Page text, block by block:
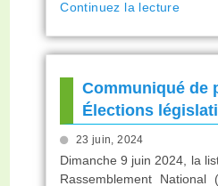
Continuez la lecture
Communiqué de
Élections
23 juin, 2024
Dimanche 9 juin 2024, la
Rassemblement